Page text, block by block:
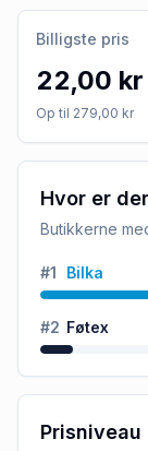
Billigste pris
22,00 kr
Op til 279,00 kr
Hvor er
Butikkerne
#1 Bilka
#2 Føtex
Prisniveau